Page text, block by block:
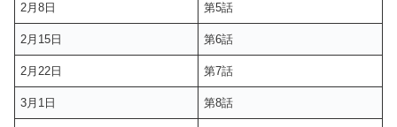
2月8日 第5話
2月15日 第6話
2月22日 第7話
3月1日 第8話